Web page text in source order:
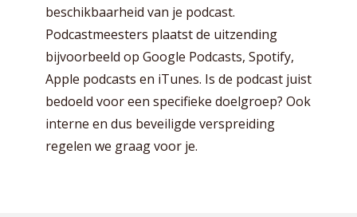
beschikbaarheid van je podcast.
Podcastmeesters plaatst de uitzending
bijvoorbeeld op Google Podcasts, Spotify,
Apple podcasts en iTunes. Is de podcast juist
bedoeld voor een specifieke doelgroep? Ook
interne en dus beveiligde verspreiding
regelen we graag voor je.